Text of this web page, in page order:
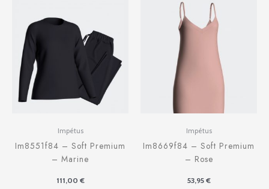
Impétus
Im8551f84 – Soft Premium
– Marine
111,00 €
Impétus
Im8669f84 – Soft Premium
– Rose
53,95 €